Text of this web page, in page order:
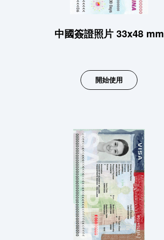
中國簽證照片 33x48 mm
開始使用